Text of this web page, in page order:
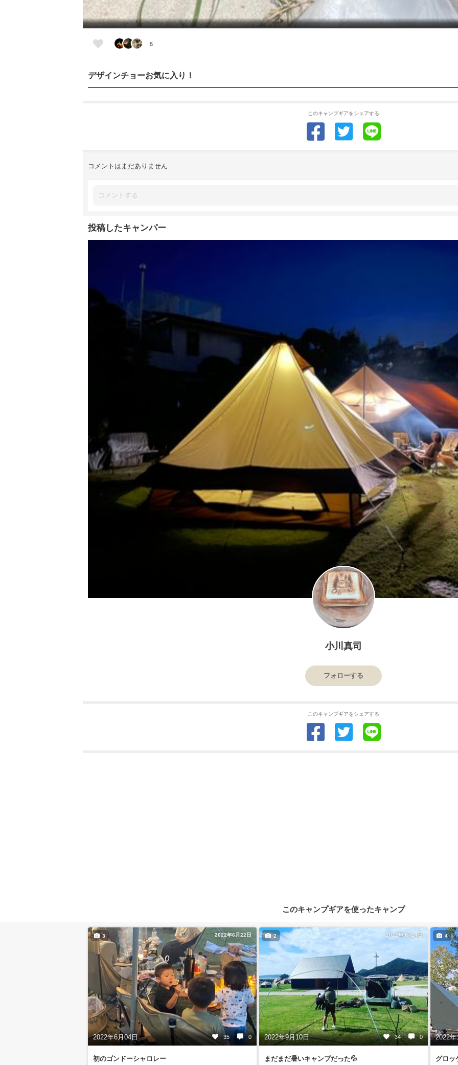
5
デザインチョーお気に入り！
このキャンプギアをシェアする
コメントはまだありません
投稿したキャンパー
小川真司
フォローする
このキャンプギアをシェアする
このキャンプギアを使ったキャンプ
2022年6月22日
2022年6月04日 35 0
3
初のゴンドーシャロレー
2022年9月14日
2022年9月10日 34 0
2
まだまだ暑いキャンプだった💦
2022
4
グロッ